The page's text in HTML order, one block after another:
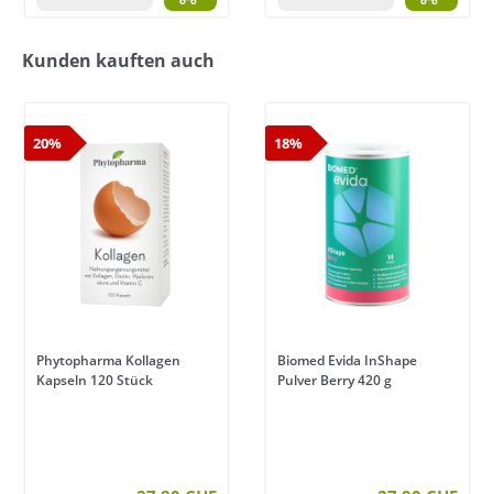
Kunden kauften auch
20%
Phytopharma Kollagen
Kapseln 120 Stück
18%
Biomed Evida InShape
Pulver Berry 420 g